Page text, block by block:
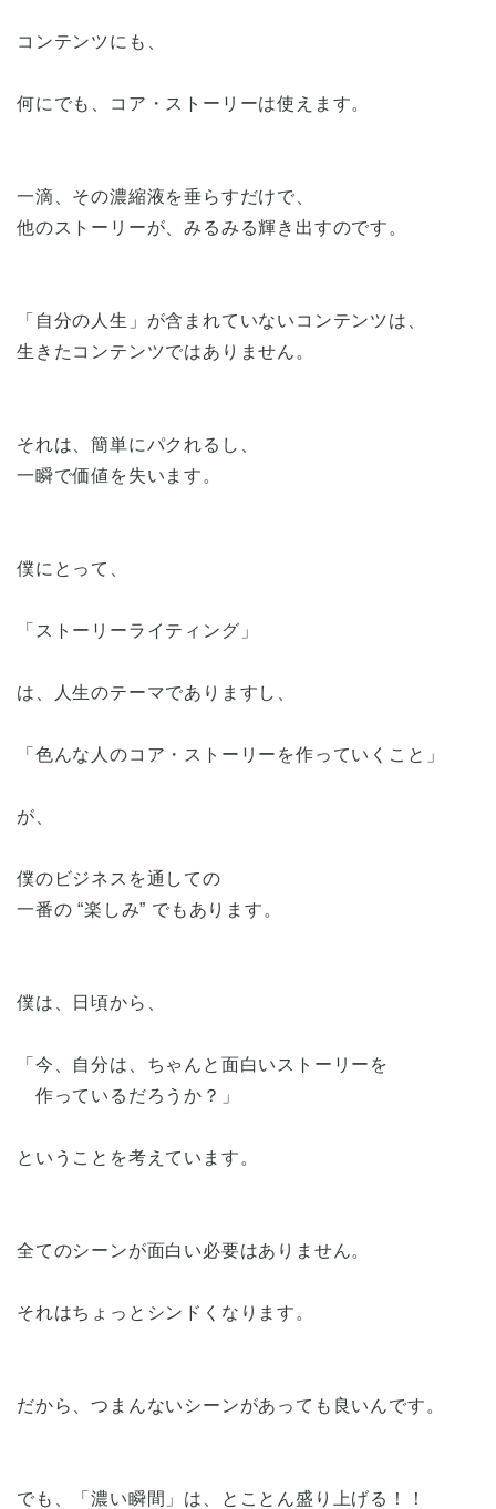
コンテンツにも、
何にでも、コア・ストーリーは使えます。
一滴、その濃縮液を垂らすだけで、
他のストーリーが、みるみる輝き出すのです。
「自分の人生」が含まれていないコンテンツは、
生きたコンテンツではありません。
それは、簡単にパクれるし、
一瞬で価値を失います。
僕にとって、
「ストーリーライティング」
は、人生のテーマでありますし、
「色んな人のコア・ストーリーを作っていくこと」
が、
僕のビジネスを通しての
一番の “楽しみ” でもあります。
僕は、日頃から、
「今、自分は、ちゃんと面白いストーリーを
作っているだろうか？」
ということを考えています。
全てのシーンが面白い必要はありません。
それはちょっとシンドくなります。
だから、つまんないシーンがあっても良いんです。
でも、「濃い瞬間」は、とことん盛り上げる！！